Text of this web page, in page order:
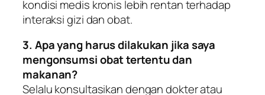
kondisi medis kronis lebih rentan terhadap
interaksi gizi dan obat.
3. Apa yang harus dilakukan jika saya
mengonsumsi obat tertentu dan
makanan?
Selalu konsultasikan dengan dokter atau